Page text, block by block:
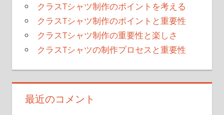
クラスTシャツ制作のポイントを考える
クラスTシャツ制作のポイントと重要性
クラスTシャツ制作の重要性と楽しさ
クラスTシャツの制作プロセスと重要性
最近のコメント